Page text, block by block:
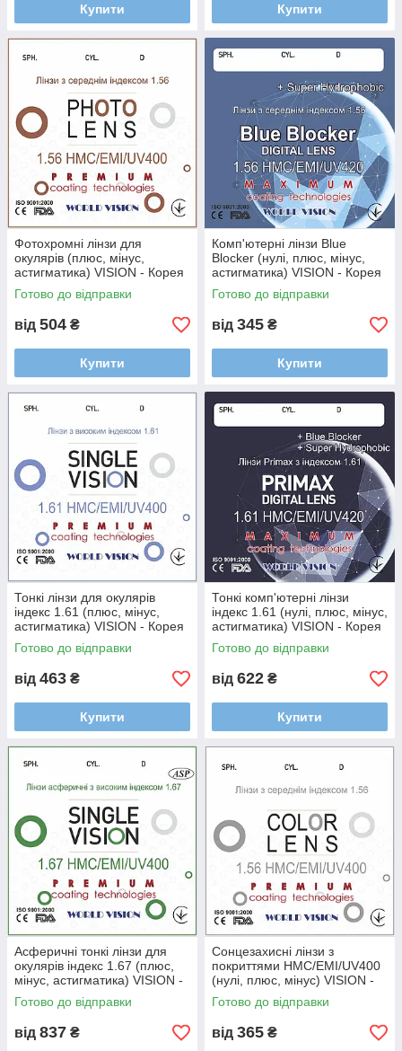
Купити Купити
Фотохромні лінзи для
окулярів (плюс, мінус,
астигматика) VISION - Корея
Готово до відправки
від 504 ₴
Купити
Комп'ютерні лінзи Blue
Blocker (нулі, плюс, мінус,
астигматика) VISION - Корея
Готово до відправки
від 345 ₴
Купити
Тонкі лінзи для окулярів
індекс 1.61 (плюс, мінус,
астигматика) VISION - Корея
Готово до відправки
від 463 ₴
Купити
Тонкі комп'ютерні лінзи
індекс 1.61 (нулі, плюс, мінус,
астигматика) VISION - Корея
Готово до відправки
від 622 ₴
Купити
Асферичні тонкі лінзи для
окулярів індекс 1.67 (плюс,
мінус, астигматика) VISION -
Корея
Готово до відправки
від 837 ₴
Сонцезахисні лінзи з
покриттями HMC/EMI/UV400
(нулі, плюс, мінус) VISION -
Корея
Готово до відправки
від 365 ₴